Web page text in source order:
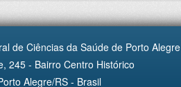
de Ciências da Saúde de Porto Alegre
245 - Bairro Centro Histórico
Alegre/RS - Brasil